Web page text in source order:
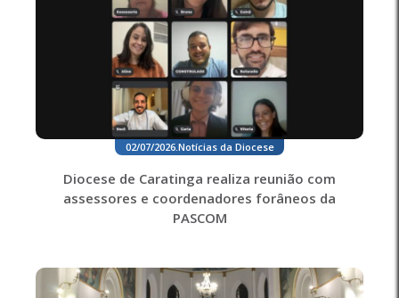
02/07/2026. Notícias da Diocese
Diocese de Caratinga realiza reunião com
assessores e coordenadores forâneos da
PASCOM